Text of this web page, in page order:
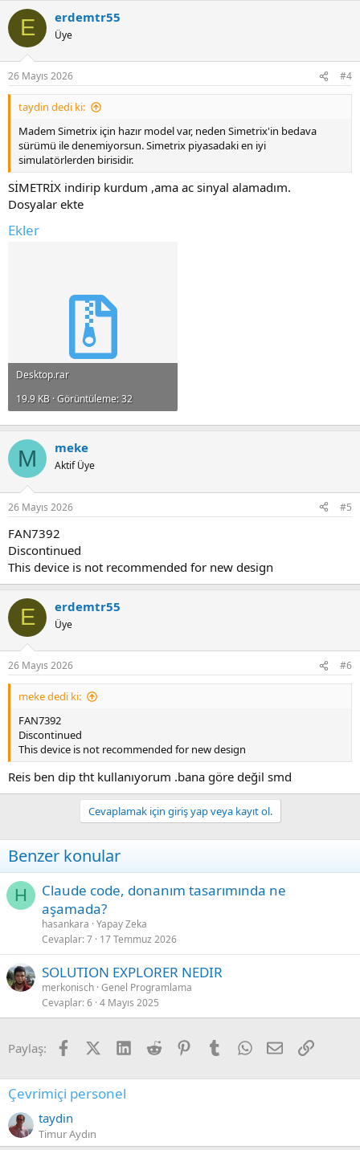
E erdemtr55
Üye
26 Mayıs 2026 #4
taydin dedi ki:
Madem Simetrix için hazır model var, neden Simetrix'in bedava
sürümü ile denemiyorsun. Simetrix piyasadaki en iyi
simulatörlerden birisidir.
SİMETRİX indirip kurdum ,ama ac sinyal alamadım.
Dosyalar ekte
Ekler
Desktop.rar
19.9 KB · Görüntüleme: 32
M meke
Aktif Üye
26 Mayıs 2026 #5
FAN7392
Discontinued
This device is not recommended for new design
E erdemtr55
Üye
26 Mayıs 2026 #6
meke dedi ki:
FAN7392
Discontinued
This device is not recommended for new design
Reis ben dip tht kullanıyorum .bana göre değil smd
Cevaplamak için giriş yap veya kayıt ol.
Benzer konular
H
Claude code, donanım tasarımında ne
aşamada?
hasankara Yapay Zeka
Cevaplar 7 17 Temmuz 2026
SOLUTION EXPLORER NEDIR
merkonisch Genel Programlama
Cevaplar 6 4 Mayıs 2025
Paylaş: FacebookX (Twitter)
LinkedIn
Reddit PinterestTumblrWhatsApp
E-postaLink
Çevrimiçi personel
taydin
Timur Aydın